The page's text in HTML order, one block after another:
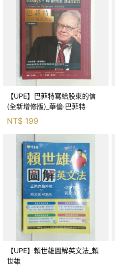
【UPE】巴菲特寫給股東的信
(全新增修版)_華倫‧巴菲特
NT$ 199
【UPE】賴世雄圖解英文法_賴
世雄